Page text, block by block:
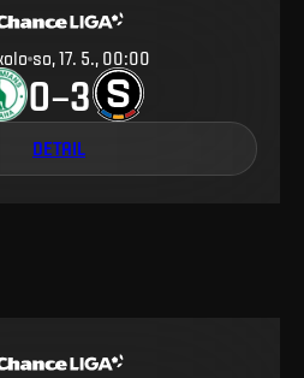
so, 17. 5., 00:00
0–3
DETAIL